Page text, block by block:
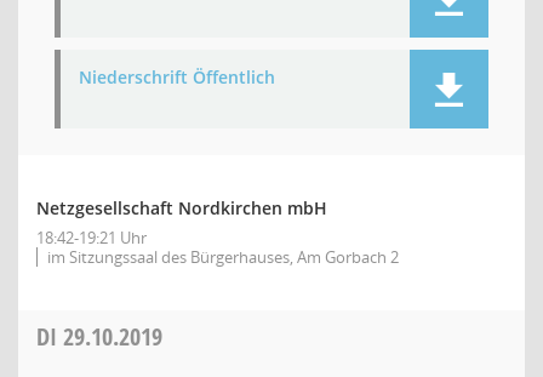
Niederschrift Öffentlich
Netzgesellschaft Nordkirchen mbH
18:42-19:21 Uhr
im Sitzungssaal des Bürgerhauses, Am Gorbach 2
DI 29.10.2019